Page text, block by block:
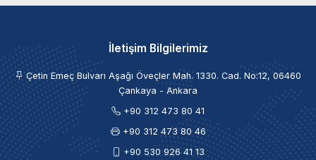
İletişim Bilgilerimiz
Çetin Emeç Bulvarı Aşağı Öveçler Mah. 1330. Cad. No:12, 06460
Çankaya - Ankara
+90 312 473 80 41
+90 312 473 80 46
+90 530 926 41 13